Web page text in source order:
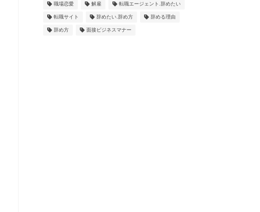
職場恋愛 解雇 転職エージェント.辞めたい
転職サイト 辞めたい.辞め方 辞める理由
辞め方 面接ビジネスマナー